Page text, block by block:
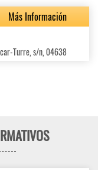
Más Información
Turre, s/n, 04638